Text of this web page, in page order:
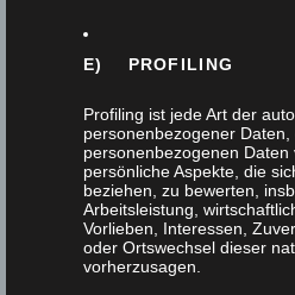
Flurmöbel
Haustür
Innenausbau
Interna
E) PROFILING
Profiling ist jede Art der
personenbezogener
personenbezogenen
persönliche Aspekte, die
beziehen, zu bewerten,
Arbeitsleistung,
Vorlieben, Interessen,
oder Ortswechsel dieser
vorherzusagen.